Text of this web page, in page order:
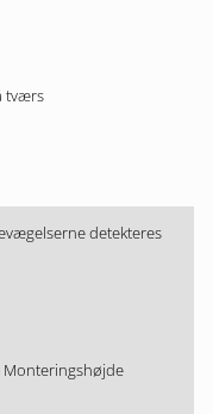
tværs
detekteres
Monteringshøjde